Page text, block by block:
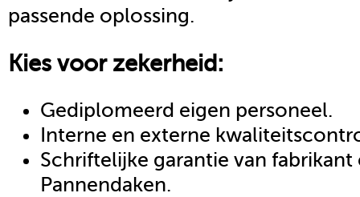
passende oplossing.
Kies voor zekerheid:
Gediplomeerd eigen personeel.
Interne en externe
Schriftelijke garantie van fabrikant
Pannendaken.